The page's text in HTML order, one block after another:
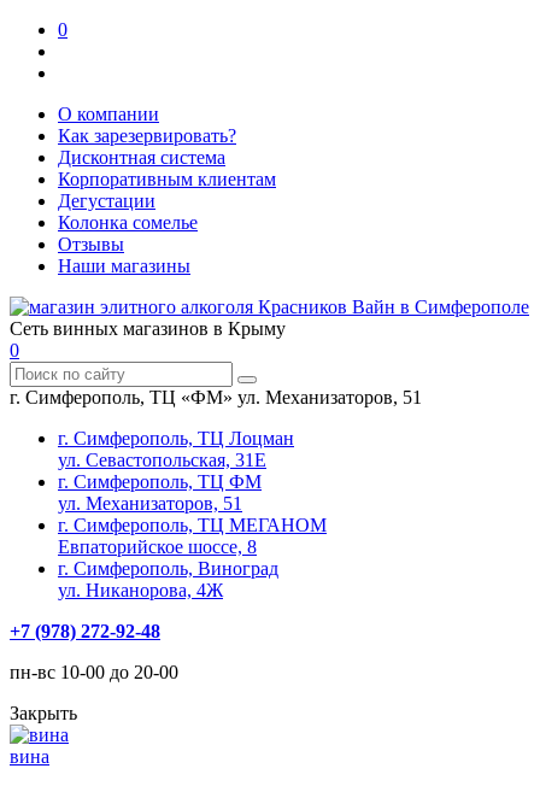
0
О компании
Как зарезервировать?
Дисконтная система
Корпоративным клиентам
Дегустации
Колонка сомелье
Отзывы
Наши магазины
Сеть винных магазинов в Крыму
0
г. Симферополь, ТЦ «ФМ» ул. Механизаторов, 51
г. Симферополь, ТЦ Лоцман
ул. Севастопольская, 31Е
г. Симферополь, ТЦ ФМ
ул. Механизаторов, 51
г. Симферополь, ТЦ МЕГАНОМ
Евпаторийское шоссе, 8
г. Симферополь, Виноград
ул. Никанорова, 4Ж
+7 (978) 272-92-48
пн-вс 10-00 до 20-00
Закрыть
вина